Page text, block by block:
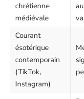
chrétienne
médiévale
Courant
ésotérique
contemporain
(TikTok,
Instagram)